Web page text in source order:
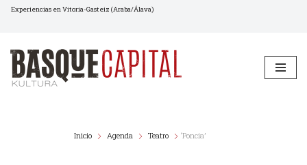
al
contenido
Experiencias en Vitoria-Gasteiz (Araba/Álava)
Inicio Agenda Teatro ‘Poncia’